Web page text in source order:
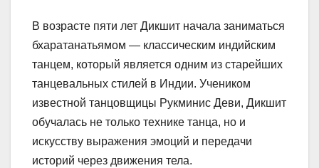
В возрасте пяти лет Дикшит начала заниматься
бхаратанатьямом — классическим индийским
танцем, который является одним из старейших
танцевальных стилей в Индии. Учеником
известной танцовщицы Рукминис Деви, Дикшит
обучалась не только технике танца, но и
искусству выражения эмоций и передачи
историй через движения тела.